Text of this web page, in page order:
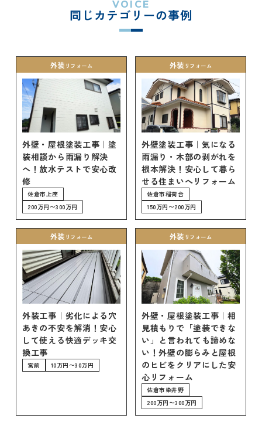
ォーム
リノベー
ション
修繕・小
工事
『ずっと
安心』通
コラム
会社情報
会社概要
スタッフ
紹介
職人一覧
採用情報
イ
ベ
ン
ト
予
約
75-
プライバシ
ーポリシー
サイト
マップ
同じカテゴリーの事例
VOICE
外装 リフォーム
外壁・屋根塗装工事｜塗
装相談から雨漏り解決
へ！放水テストで安心改
修
佐倉市上座
200万円〜300万円
外装 リフォーム
外壁塗装工事｜気になる
雨漏り・木部の剥がれを
根本解決！安心して暮ら
せる住まいへリフォーム
佐倉市稲荷台
150万円〜200万円
外装 リフォーム
外装工事｜劣化による穴
あきの不安を解消！安心
して使える快適デッキ交
換工事
宮前 10万円〜30万円
外装 リフォーム
外壁・屋根塗装工事｜相
見積もりで「塗装できな
い」と言われても諦めな
い！外壁の膨らみと屋根
のヒビをクリアにした安
心リフォーム
佐倉市染井野
200万円〜300万円